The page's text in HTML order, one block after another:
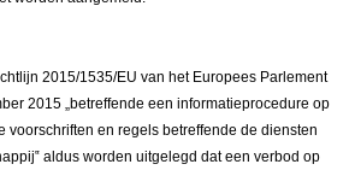
2015/1535/EU van het Europees Parlement
2015 „betreffende een informatieprocedure op
voorschriften en regels betreffende de diensten
aldus worden uitgelegd dat een verbod op